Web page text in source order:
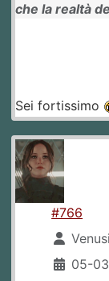
che la realtà
Sei fortissimo
#766
05-